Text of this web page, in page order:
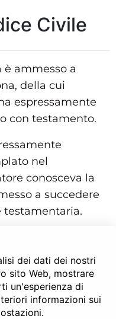
Civile
ammesso a
della cui
espressamente
con testamento.
nel
conosceva la
a succedere
testamentaria.
sulle successioni
dei dati dei nostri
sito Web, mostrare
un'esperienza di
informazioni sui